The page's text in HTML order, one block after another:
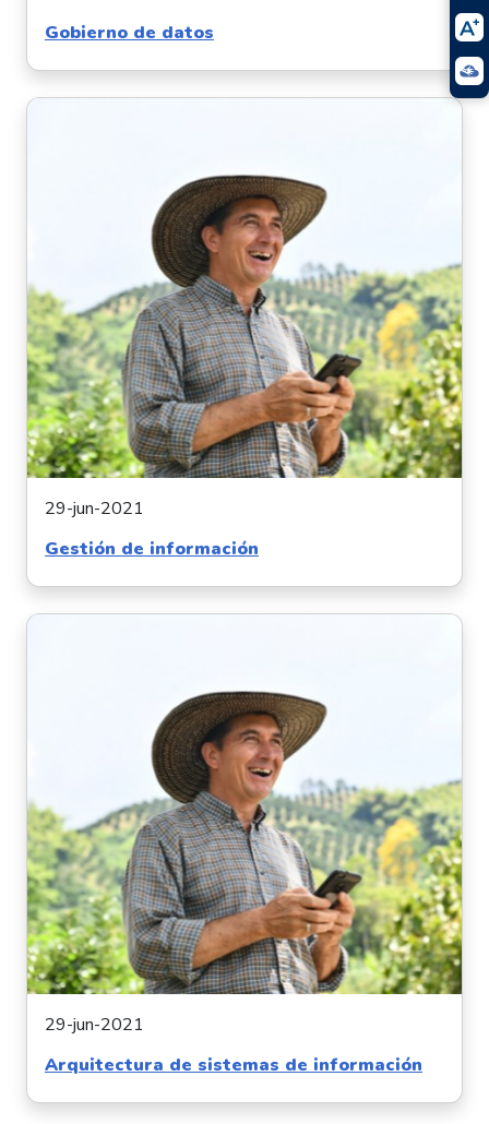
Gobierno de datos
29-jun-2021
Gestión de información
29-jun-2021
Arquitectura de sistemas de información